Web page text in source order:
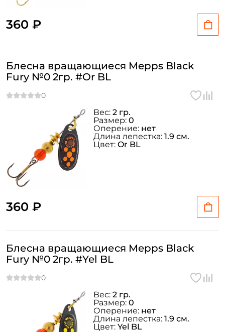
360 ₽
Блесна вращающиеся Mepps Black
Fury №0 2гр. #Or BL
360 ₽
Вес: 2 гр.
Размер: 0
Оперение: нет
Длина лепестка: 1.9 см.
Цвет: Or BL
Блесна вращающиеся Mepps Black
Fury №0 2гр. #Yel BL
Вес: 2 гр.
Размер: 0
Оперение: нет
Длина лепестка: 1.9 см.
Цвет: Yel BL